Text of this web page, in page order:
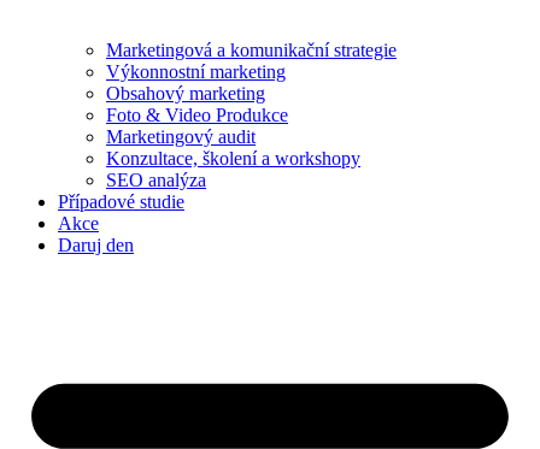
Marketingová a komunikační strategie
Výkonnostní marketing
Obsahový marketing
Foto & Video Produkce
Marketingový audit
Konzultace, školení a workshopy
SEO analýza
Případové studie
Akce
Daruj den